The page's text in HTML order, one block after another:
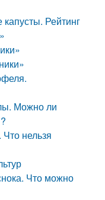
Рейтинг
Можно ли
нельзя
Что можно